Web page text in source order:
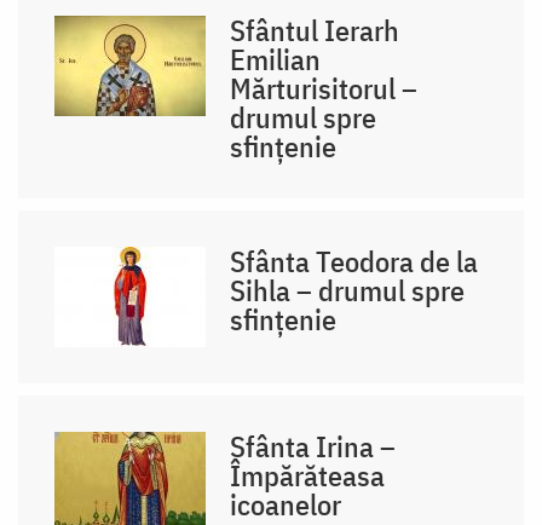
Sfântul Ierarh
Emilian
Mărturisitorul –
drumul spre
sfințenie
Sfânta Teodora de la
Sihla – drumul spre
sfințenie
Sfânta Irina –
Împărăteasa
icoanelor